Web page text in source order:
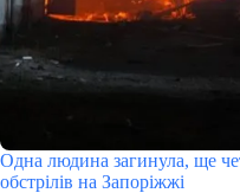
Одна людина загинула, ще
обстрілів на Запоріжжі